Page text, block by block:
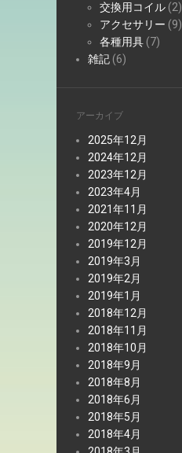
交換用コイル (2)
アクセサリー (9)
各種用具 (7)
雑記 (6)
アーカイブ
2025年12月
2024年12月
2023年12月
2023年4月
2021年11月
2020年12月
2019年12月
2019年3月
2019年2月
2019年1月
2018年12月
2018年11月
2018年10月
2018年9月
2018年8月
2018年6月
2018年5月
2018年4月